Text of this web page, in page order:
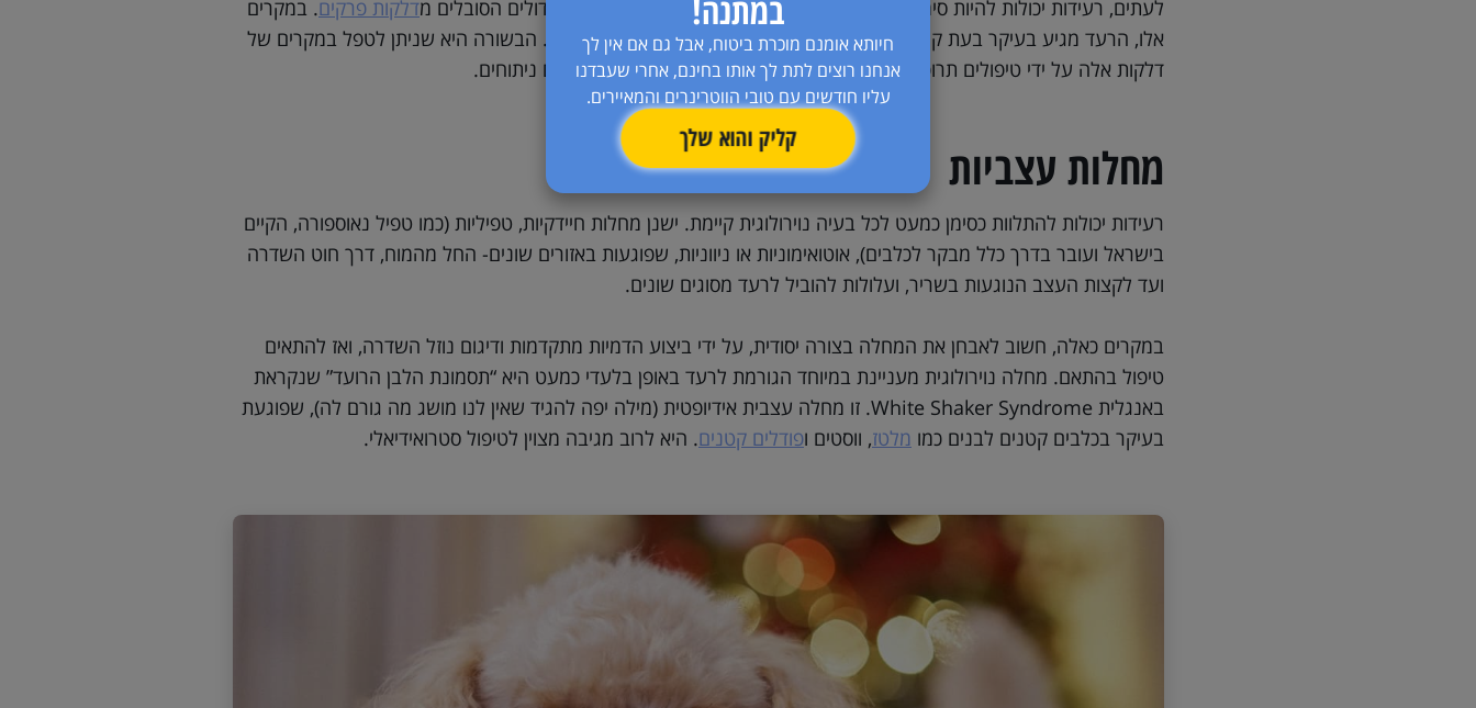
במתנה!
חיותא אומנם מוכרת ביטוח, אבל גם אם אין לך
אנחנו רוצים לתת לך אותו בחינם, אחרי שעבדנו
עליו חודשים עם טובי הווטרינרים והמאיירים.
קליק והוא שלך
לעתים, רעידות יכולות להיות סימן לחולשת שרירים, במיוחד אצל כלבים מבוגרים וגדולים הסובלים מדלקות פרקים. במקרים
אלו, הרעד מגיע בעיקר בעת קימה לאחר רביצה ממושכת או לאחר פעילות גופנית. הבשורה היא שניתן לטפל במקרים של
דלקות אלה על ידי טיפולים תרופתיים, תוספים שונים,פיזיותרפיהובמקרי הצורך, גם ניתוחים.
מחלות עצביות
רעידות יכולות להתלוות כסימן כמעט לכל בעיה נוירולוגית קיימת. ישנן מחלות חיידקיות, טפיליות (כמו טפיל נאוספורה, הקיים
בישראל ועובר בדרך כלל מבקר לכלבים), אוטואימוניות או ניווניות, שפוגעות באזורים שונים- החל מהמוח, דרך חוט השדרה
ועד לקצות העצב הנוגעות בשריר, ועלולות להוביל לרעד מסוגים שונים.
במקרים כאלה, חשוב לאבחן את המחלה בצורה יסודית, על ידי ביצוע הדמיות מתקדמות ודיגום נוזל השדרה, ואז להתאים
טיפול בהתאם. מחלה נוירולוגית מעניינת במיוחד הגורמת לרעד באופן בלעדי כמעט היא “תסמונת הלבן הרועד” שנקראת
באנגלית White Shaker Syndrome. זו מחלה עצבית אידיופטית (מילה יפה להגיד שאין לנו מושג מה גורם לה), שפוגעת
בעיקר בכלבים קטנים לבנים כמו מלטז, ווסטים ופודלים קטנים. היא לרוב מגיבה מצוין לטיפול סטרואידיאלי.